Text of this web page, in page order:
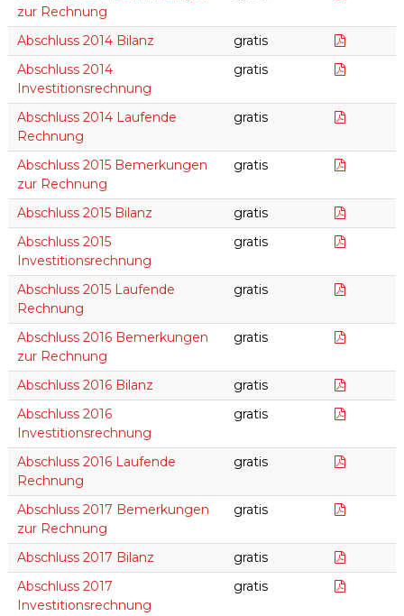
zur Rechnung
Abschluss 2014 Bilanz gratis
Abschluss 2014
Investitionsrechnung
gratis
Abschluss 2014 Laufende
Rechnung
gratis
Abschluss 2015 Bemerkungen
zur Rechnung
gratis
Abschluss 2015 Bilanz gratis
Abschluss 2015
Investitionsrechnung
gratis
Abschluss 2015 Laufende
Rechnung
gratis
Abschluss 2016 Bemerkungen
zur Rechnung
gratis
Abschluss 2016 Bilanz gratis
Abschluss 2016
Investitionsrechnung
gratis
Abschluss 2016 Laufende
Rechnung
gratis
Abschluss 2017 Bemerkungen
zur Rechnung
gratis
Abschluss 2017 Bilanz gratis
Abschluss 2017
Investitionsrechnung
gratis